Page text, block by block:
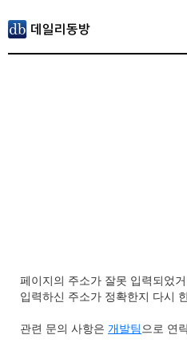
페이지의 주소가 잘못 입력되었
입력하신 주소가 정확한지 다시
관련 문의 사항은 개발팀 으로 연